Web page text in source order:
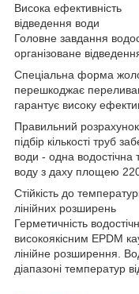
Висока ефективність
відведення води
Головне завдання
організоване
Спеціальна форма
перешкоджає
гарантує високу
Правильний
підбір кількості труб
води - одна
воду з даху площею
Стійкість до
лінійних розширень
Герметичність
високоякісним EPDM
лінійне розширення.
діапазоні температур